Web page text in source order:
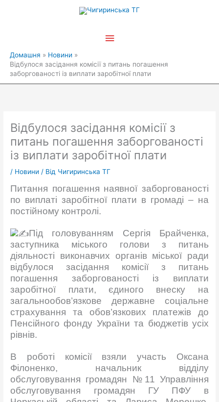
Головне
Домашня
Новини
Відбулося засідання комісії з питань погашення
заборгованості із виплати заробітної плати
Відбулося засідання комісії з
питань погашення заборгованості
із виплати заробітної плати
/ Новини / Від Чигиринська ТГ
Питання погашення наявної заборгованості
по виплаті заробітної плати в громаді – на
постійному контролі.
Під головуванням Сергія Брайченка,
заступника міського голови з питань
діяльності виконавчих органів міської ради
відбулося засідання комісії з питань
погашення заборгованості із виплати
заробітної плати, єдиного внеску на
загальнообов’язкове державне соціальне
страхування та обов’язкових платежів до
Пенсійного фонду України та бюджетів усіх
рівнів.
В роботі комісії взяли участь Оксана
Філоненко, начальник відділу
обслуговування громадян №11 Управління
обслуговування громадян ГУ ПФУ в